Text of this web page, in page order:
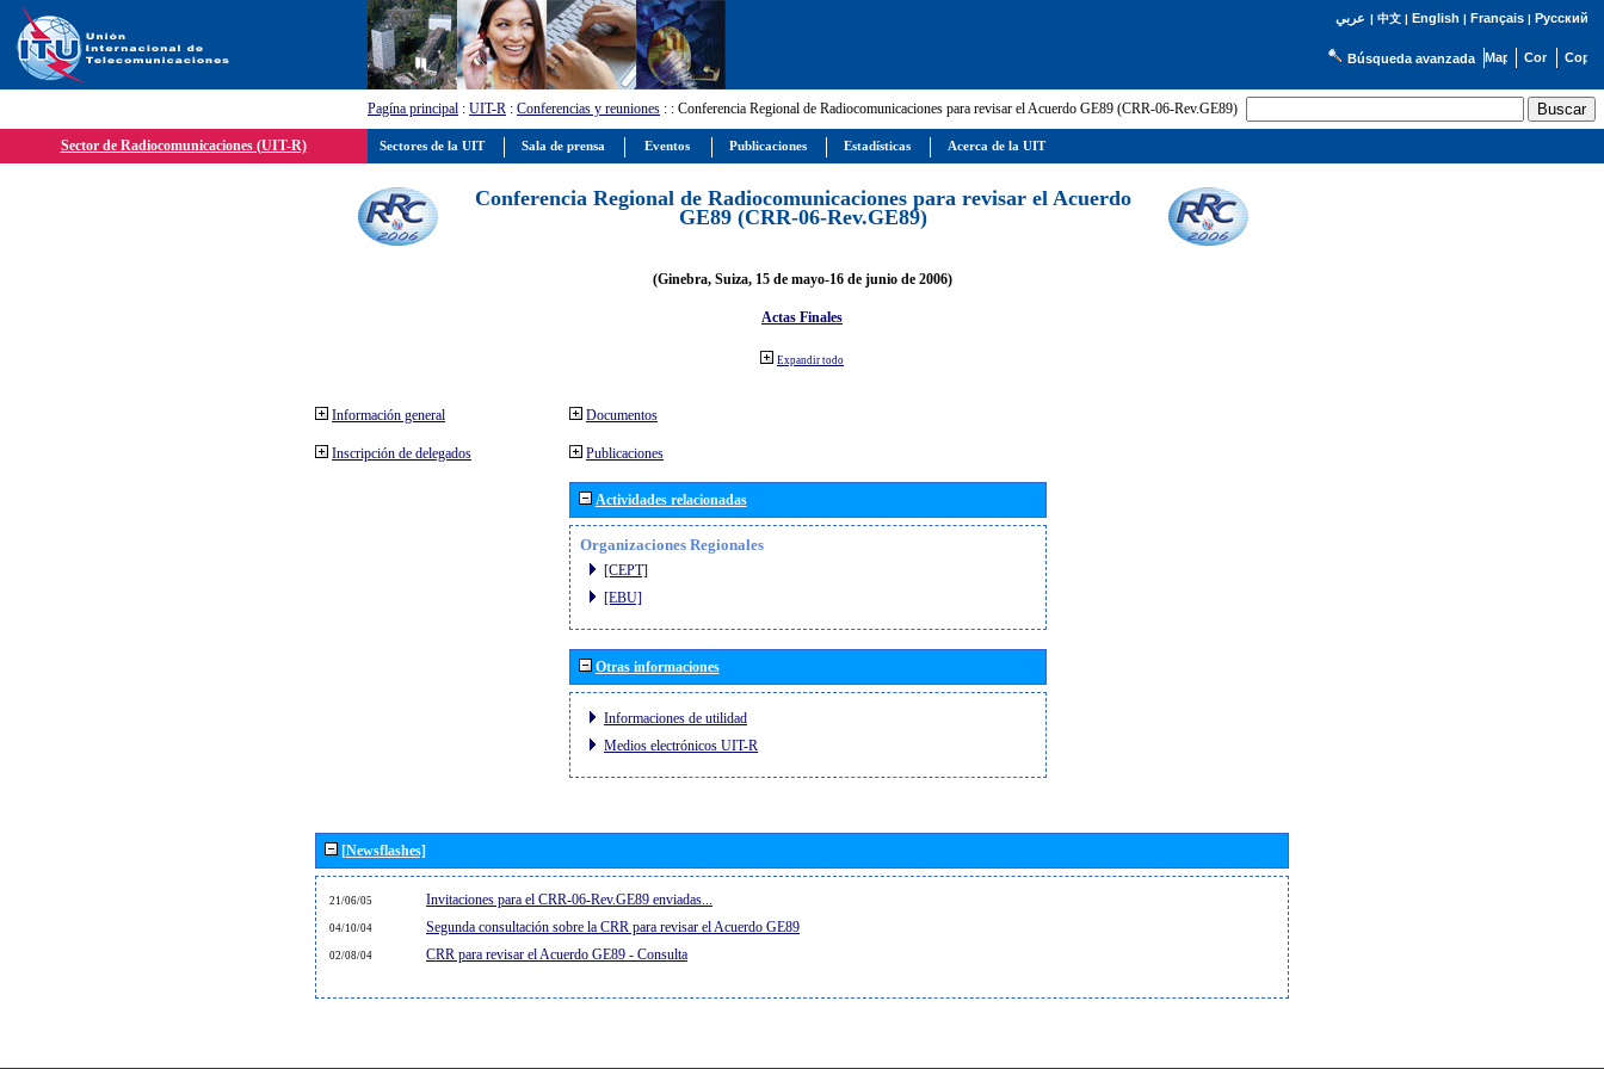
عربي | 中文| English | Français| Русский
Búsqueda avanzada
Pagína principal : UIT-R : Conferencias y reuniones : : Conferencia Regional de Radiocomunicaciones para revisar el Acuerdo GE89 (CRR-06-Rev.GE89)
Sector de Radiocomunicaciones (UIT-R)
Conferencia Regional de Radiocomunicaciones para revisar el Acuerdo
GE89 (CRR-06-Rev.GE89)
(Ginebra, Suiza, 15 de mayo-16 de junio de 2006)
Actas Finales
Expandir todo
Información general
Inscripción de delegados
Documentos
Publicaciones
Actividades relacionadas
Organizaciones Regionales
[CEPT]
[EBU]
Otras informaciones
Informaciones de utilidad
Medios electrónicos UIT-R
[Newsflashes]
21/06/05 Invitaciones para el CRR-06-Rev.GE89 enviadas...
04/10/04 Segunda consultación sobre la CRR para revisar el Acuerdo GE89
02/08/04 CRR para revisar el Acuerdo GE89 - Consulta
Sectores de la UIT Sala de prensa Eventos Publicaciones Estadísticas Acerca de la UIT